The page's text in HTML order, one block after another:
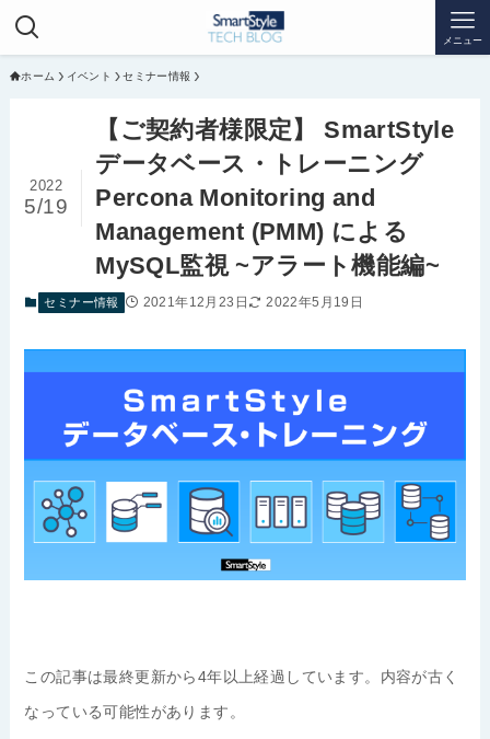
メニュー
ホーム イベント セミナー情報
【ご契約者様限定】 SmartStyle
データベース・トレーニング
Percona Monitoring and
Management (PMM) による
MySQL監視 ~アラート機能編~
2022
5/19
セミナー情報 2021年12月23日 2022年5月19日
この記事は最終更新から4年以上経過しています。内容が古く
なっている可能性があります。